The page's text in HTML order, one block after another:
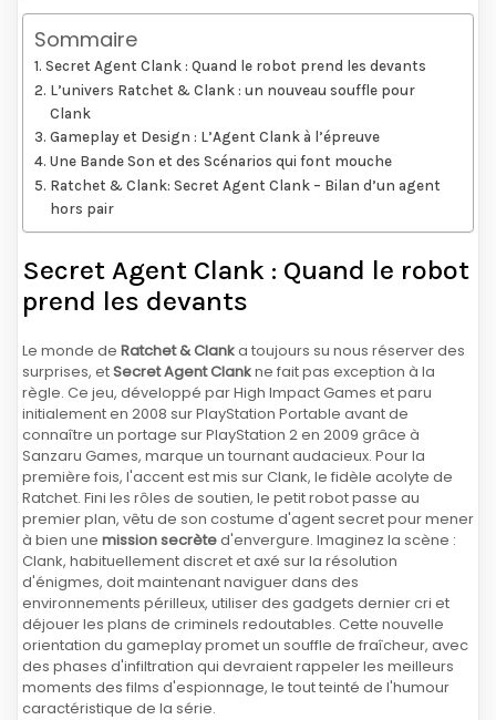
Sommaire
Secret Agent Clank : Quand le robot prend les devants
L’univers Ratchet & Clank : un nouveau souffle pour
Clank
Gameplay et Design : L’Agent Clank à l’épreuve
Une Bande Son et des Scénarios qui font mouche
Ratchet & Clank: Secret Agent Clank – Bilan d’un agent
hors pair
Secret Agent Clank : Quand le robot
prend les devants
Le monde de Ratchet & Clanka toujours su nous réserver des
surprises, etSecret Agent Clankne fait pas exception à la
règle. Ce jeu, développé par High Impact Games et paru
initialement en 2008 sur PlayStation Portable avant de
connaître un portage sur PlayStation 2 en 2009 grâce à
Sanzaru Games, marque un tournant audacieux. Pour la
première fois, l'accent est mis sur Clank, le fidèle acolyte de
Ratchet. Fini les rôles de soutien, le petit robot passe au
premier plan, vêtu de son costume d'agent secret pour mener
à bien une mission secrèted'envergure. Imaginez la scène :
Clank, habituellement discret et axé sur la résolution
d'énigmes, doit maintenant naviguer dans des
environnements périlleux, utiliser des gadgets dernier cri et
déjouer les plans de criminels redoutables. Cette nouvelle
orientation du gameplay promet un souffle de fraîcheur, avec
des phases d'infiltration qui devraient rappeler les meilleurs
moments des films d'espionnage, le tout teinté de l'humour
caractéristique de la série.